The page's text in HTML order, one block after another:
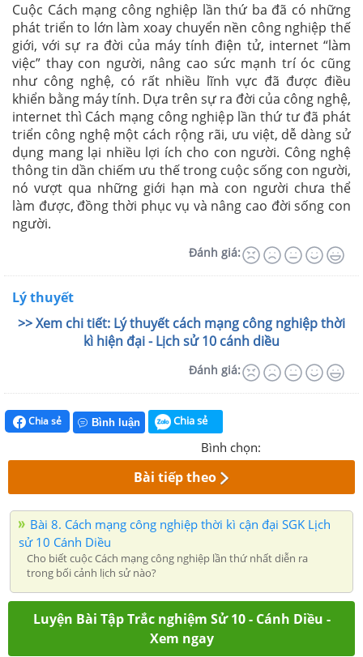
Cuộc Cách mạng công nghiệp lần thứ ba đã có những
phát triển to lớn làm xoay chuyển nền công nghiệp thế
giới, với sự ra đời của máy tính điện tử, internet “làm
việc” thay con người, nâng cao sức mạnh trí óc cũng
như công nghệ, có rất nhiều lĩnh vực đã được điều
khiển bằng máy tính. Dựa trên sự ra đời của công nghệ,
internet thì Cách mạng công nghiệp lần thứ tư đã phát
triển công nghệ một cách rộng rãi, ưu việt, dễ dàng sử
dụng mang lại nhiều lợi ích cho con người. Công nghệ
thông tin dần chiếm ưu thế trong cuộc sống con người,
nó vượt qua những giới hạn mà con người chưa thể
làm được, đồng thời phục vụ và nâng cao đời sống con
người.
Đánh giá:
Lý thuyết
>> Xem chi tiết: Lý thuyết cách mạng công nghiệp thời
kì hiện đại - Lịch sử 10 cánh diều
Đánh giá:
Chia sẻ Bình luận Chia sẻ
Bình chọn:
Bài tiếp theo
Bài 8. Cách mạng công nghiệp thời kì cận đại SGK Lịch
sử 10 Cánh Diều
Cho biết cuộc Cách mạng công nghiệp lần thứ nhất diễn ra
trong bối cảnh lịch sử nào?
Luyện Bài Tập Trắc nghiệm Sử 10 - Cánh Diều -
Xem ngay